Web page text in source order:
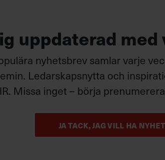
uppdaterad
nyhetsbrev samlar varje
Ledarskapsnytta och
Missa inget – börja
JA TACK, JAG VILL HA